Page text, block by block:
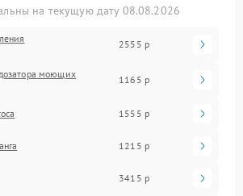
на текущую дату 08.08.2026
2555 р
моющих
1165 р
1555 р
1215 р
3415 р